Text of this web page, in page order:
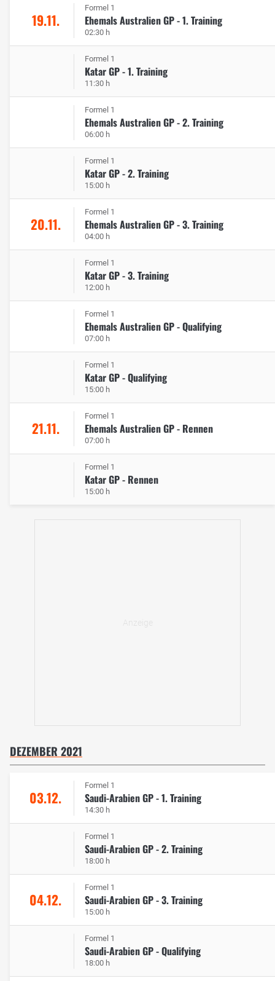
19.11.
Formel 1
Ehemals Australien GP - 1. Training
02:30 h
Formel 1
Katar GP - 1. Training
11:30 h
Formel 1
Ehemals Australien GP - 2. Training
06:00 h
Formel 1
Katar GP - 2. Training
15:00 h
20.11.
Formel 1
Ehemals Australien GP - 3. Training
04:00 h
Formel 1
Katar GP - 3. Training
12:00 h
Formel 1
Ehemals Australien GP - Qualifying
07:00 h
Formel 1
Katar GP - Qualifying
15:00 h
21.11.
Formel 1
Ehemals Australien GP - Rennen
07:00 h
Formel 1
Katar GP - Rennen
15:00 h
DEZEMBER 2021
03.12.
Formel 1
Saudi-Arabien GP - 1. Training
14:30 h
Formel 1
Saudi-Arabien GP - 2. Training
18:00 h
04.12.
Formel 1
Saudi-Arabien GP - 3. Training
15:00 h
Formel 1
Saudi-Arabien GP - Qualifying
18:00 h